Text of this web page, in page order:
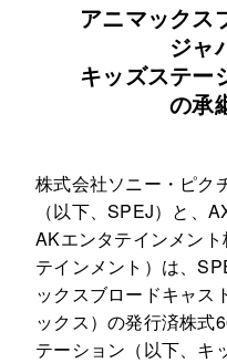
アニマックス
ジャ
キッズステー
の承
株式会社ソニー・ピク
（以下、SPEJ）と、
AKエンタテインメン
テインメント）は、
ックスブロードキャス
ックス）の発行済株式
テーション（以下、キ